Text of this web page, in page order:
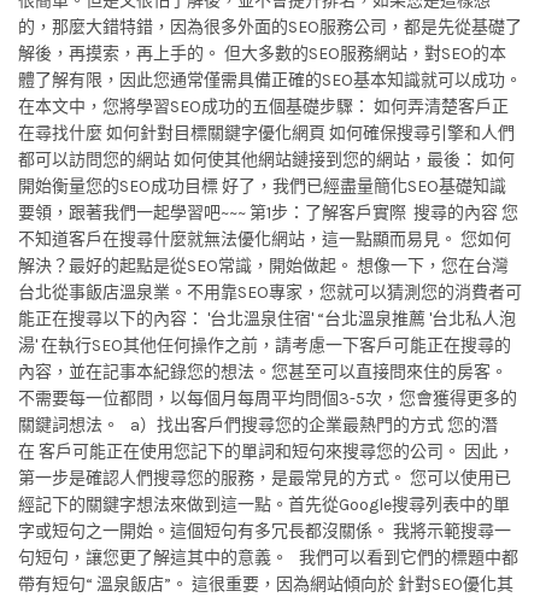
的，那麼大錯特錯，因為很多外面的SEO服務公司，都是先從基礎了
解後，再摸索，再上手的。 但大多數的SEO服務網站，對SEO的本
體了解有限，因此您通常僅需具備正確的SEO基本知識就可以成功。
在本文中，您將學習SEO成功的五個基礎步驟： 如何弄清楚客戶正
在尋找什麼 如何針對目標關鍵字優化網頁 如何確保搜尋引擎和人們
都可以訪問您的網站 如何使其他網站鏈接到您的網站，最後： 如何
開始衡量您的SEO成功目標 好了，我們已經盡量簡化SEO基礎知識
要領，跟著我們一起學習吧~~~ 第1步：了解客戶實際 搜尋的內容 您
不知道客戶在搜尋什麼就無法優化網站，這一點顯而易見。 您如何
解決？最好的起點是從SEO常識，開始做起。 想像一下，您在台灣
台北從事飯店溫泉業。不用靠SEO專家，您就可以猜測您的消費者可
能正在搜尋以下的內容： '台北溫泉住宿' “台北溫泉推薦 '台北私人泡
湯' 在執行SEO其他任何操作之前，請考慮一下客戶可能正在搜尋的
內容，並在記事本紀錄您的想法。您甚至可以直接問來住的房客。
不需要每一位都問，以每個月每周平均問個3-5次，您會獲得更多的
關鍵詞想法。 a）找出客戶們搜尋您的企業最熱門的方式 您的潛
在 客戶可能正在使用您記下的單詞和短句來搜尋您的公司。 因此，
第一步是確認人們搜尋您的服務，是最常見的方式。 您可以使用已
經記下的關鍵字想法來做到這一點。首先從Google搜尋列表中的單
字或短句之一開始。這個短句有多冗長都沒關係。 我將示範搜尋一
句短句，讓您更了解這其中的意義。 我們可以看到它們的標題中都
帶有短句“ 溫泉飯店”。 這很重要，因為網站傾向於 針對SEO優化其